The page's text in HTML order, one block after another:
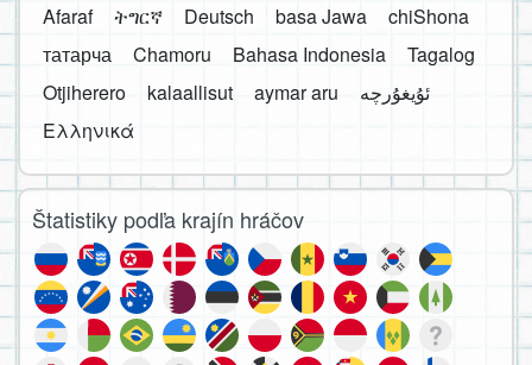
Afaraf
ትግርኛ Deutsch basa Jawa
chiShona
татарча
Chamoru Bahasa Indonesia
Tagalog
Otjiherero
kalaallisut aymar aru
Ελληνικά
Štatistiky podľa krajín hráčov